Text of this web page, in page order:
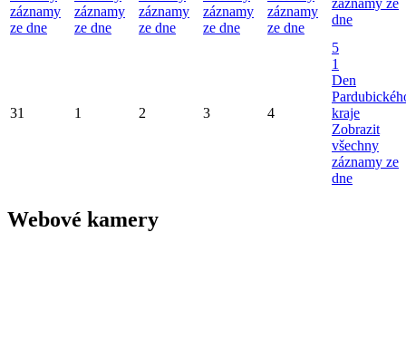
záznamy
ze dne
záznamy
ze dne
záznamy
ze dne
záznamy
ze dne
záznamy
ze dne
záznamy ze
dne
31 1 2 3 4
5
1
Den
kraje
Zobrazit
všechny
záznamy ze
dne
Webové kamery